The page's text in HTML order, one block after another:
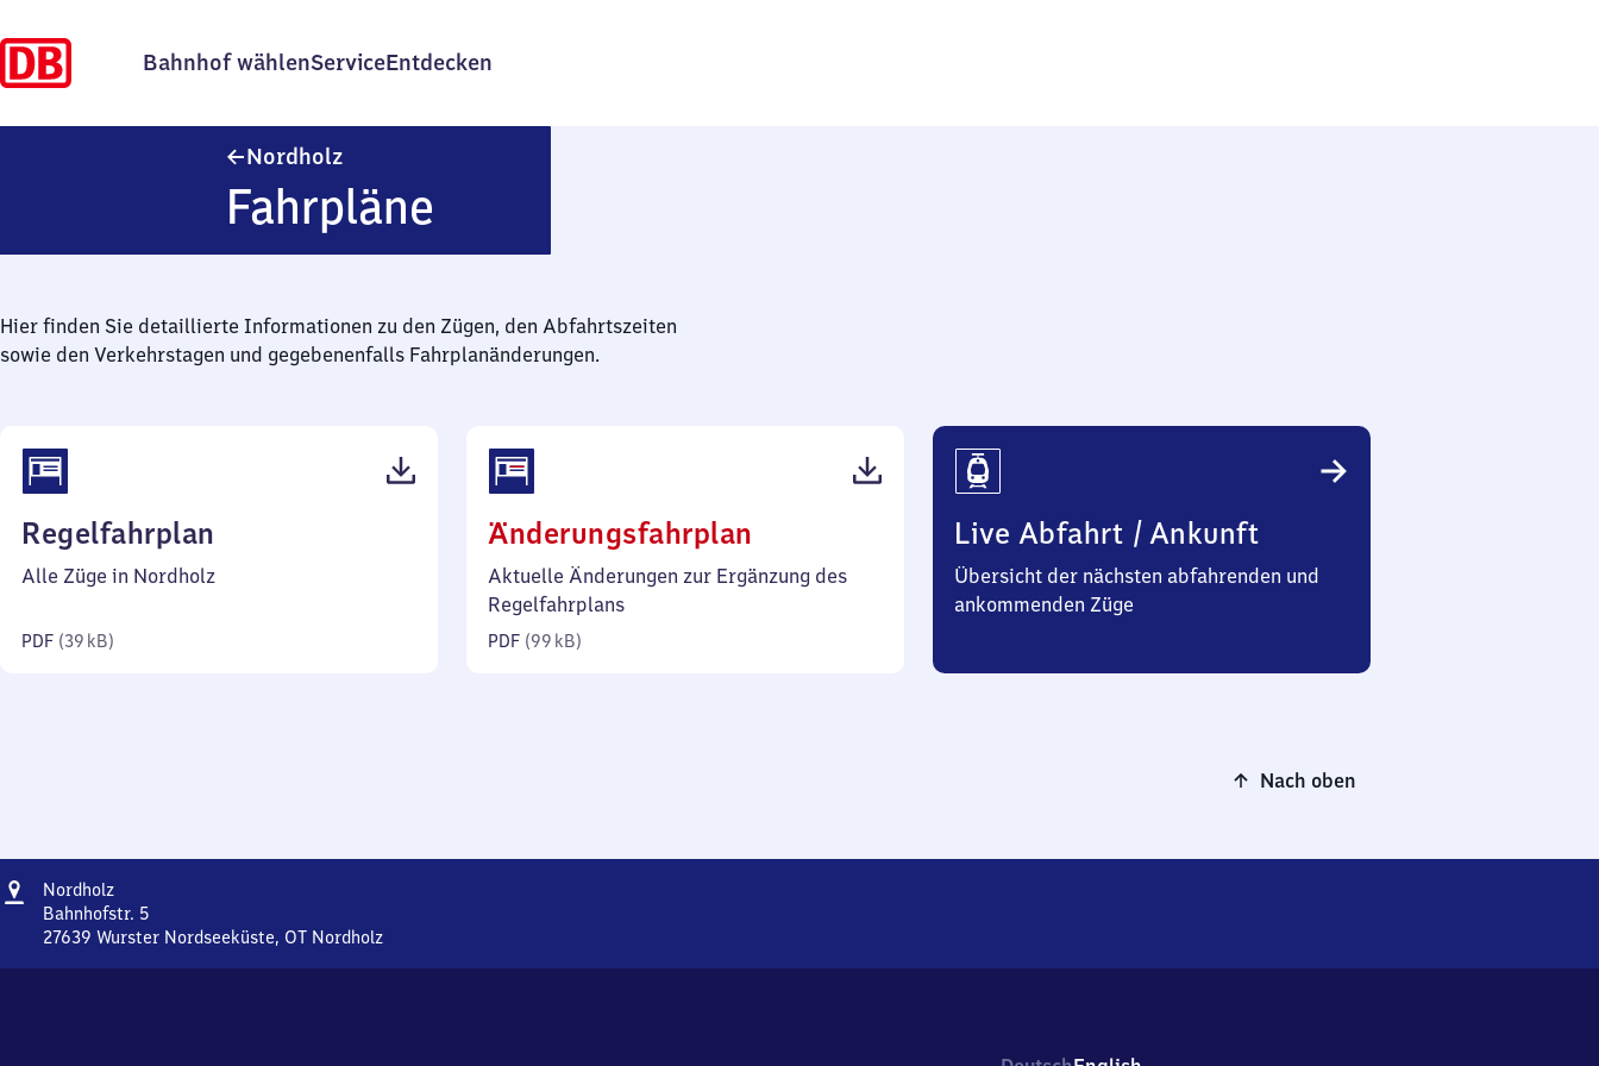
Bahnhof wählenServiceEntdecken
Nordholz
Fahrpläne
Hier finden Sie detaillierte Informationen zu den Zügen, den Abfahrtszeiten
sowie den Verkehrstagen und gegebenenfalls Fahrplanänderungen.
Regelfahrplan
39
Alle Züge in Nordholz
PDF (39 kB)
Änderungsfahrplan
99
Aktuelle Änderungen zur Ergänzung des
Regelfahrplans
PDF (99 kB)
Live Abfahrt / Ankunft
Übersicht der nächsten abfahrenden und
ankommenden Züge
Nach oben
Adresse
NordholzNordholz
Bahnhofstr. 5
27639 Wurster Nordseeküste, OT Nordholz